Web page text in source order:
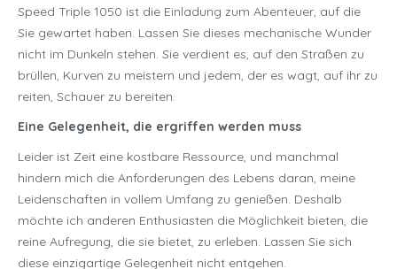
Speed Triple 1050 ist die Einladung zum Abenteuer, auf die
Sie gewartet haben. Lassen Sie dieses mechanische Wunder
nicht im Dunkeln stehen. Sie verdient es, auf den Straßen zu
brüllen, Kurven zu meistern und jedem, der es wagt, auf ihr zu
reiten, Schauer zu bereiten.
Eine Gelegenheit, die ergriffen werden muss
Leider ist Zeit eine kostbare Ressource, und manchmal
hindern mich die Anforderungen des Lebens daran, meine
Leidenschaften in vollem Umfang zu genießen. Deshalb
möchte ich anderen Enthusiasten die Möglichkeit bieten, die
reine Aufregung, die sie bietet, zu erleben. Lassen Sie sich
diese einzigartige Gelegenheit nicht entgehen.